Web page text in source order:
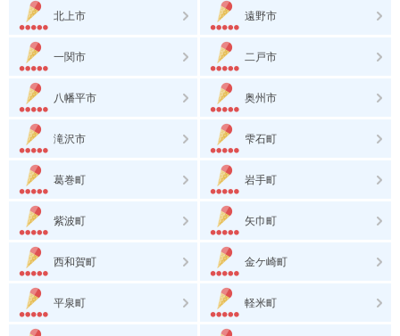
北上市 遠野市
一関市 二戸市
八幡平市 奥州市
滝沢市 雫石町
葛巻町 岩手町
紫波町 矢巾町
西和賀町 金ケ崎町
平泉町 軽米町